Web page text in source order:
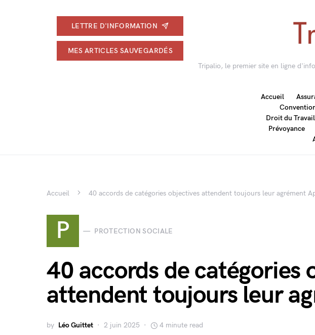
LETTRE D'INFORMATION
MES ARTICLES SAUVEGARDÉS
Tripalio, le premier site en ligne
Accueil
Droit du Travail
Prévoyance
Accueil 40 accords de catégories objectives attendent toujours leur agrément
P PROTECTION SOCIALE
40 accords de catégories
attendent toujours leur
by Léo Guittet 2 juin 2025 4 minute read